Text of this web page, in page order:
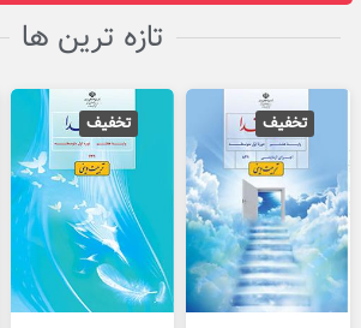
تازه ترین ها
تخفیف تخفیف